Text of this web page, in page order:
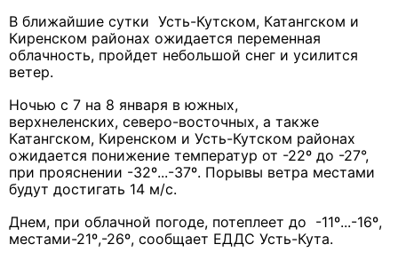
В ближайшие сутки Усть-Кутском, Катангском и
Киренском районах ожидается переменная
облачность, пройдет небольшой снег и усилится
ветер.
Ночью с 7 на 8 января в южных,
верхнеленских, северо-восточных, а также
Катангском, Киренском и Усть-Кутском районах
ожидается понижение температур от -22º до -27°,
при прояснении -32º...-37º. Порывы ветра местами
будут достигать 14 м/с.
Днем, при облачной погоде, потеплеет до -11º...-16º,
местами-21º,-26º, сообщает ЕДДС Усть-Кута.